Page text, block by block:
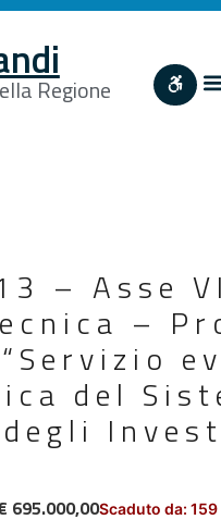
Regione
– Asse
–
del
695.000,00Scaduto da: 159